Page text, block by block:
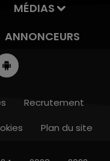
MÉDIAS
ANNONCEURS
Recrutement
Plan du site